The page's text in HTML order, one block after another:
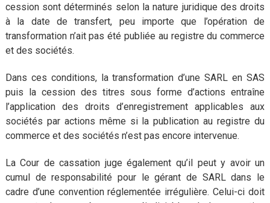
cession sont déterminés selon la nature juridique des droits
à la date de transfert, peu importe que l’opération de
transformation n’ait pas été publiée au registre du commerce
et des sociétés.
Dans ces conditions, la transformation d’une SARL en SAS
puis la cession des titres sous forme d’actions entraîne
l’application des droits d’enregistrement applicables aux
sociétés par actions même si la publication au registre du
commerce et des sociétés n’est pas encore intervenue.
La Cour de cassation juge également qu’il peut y avoir un
cumul de responsabilité pour le gérant de SARL dans le
cadre d’une convention réglementée irrégulière. Celui-ci doit